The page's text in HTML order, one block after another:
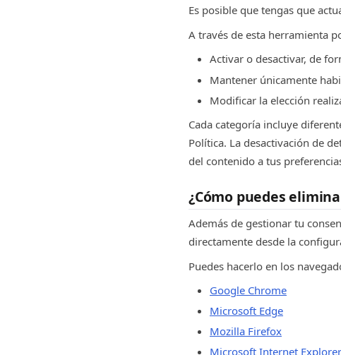
Es posible que tengas que
A través de esta herramienta
Activar o desactivar, de
Mantener únicamente
Modificar la elección
Cada categoría incluye
Política. La desactivación de
del contenido a tus
¿Cómo puedes
Además de gestionar tu
directamente desde la
Puedes hacerlo en los
Google Chrome
Microsoft Edge
Mozilla Firefox
Microsoft Internet Explorer